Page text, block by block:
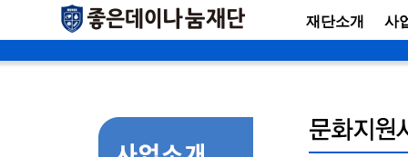
재단소개 사